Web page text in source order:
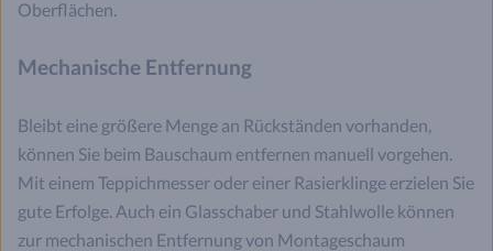
Oberflächen.
Mechanische Entfernung
Bleibt eine größere Menge an Rückständen vorhanden,
können Sie beim Bauschaum entfernen manuell vorgehen.
Mit einem Teppichmesser oder einer Rasierklinge erzielen Sie
gute Erfolge. Auch ein Glasschaber und Stahlwolle können
zur mechanischen Entfernung von Montageschaum